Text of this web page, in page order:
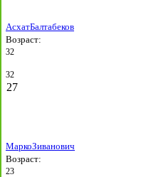
АсхатБалтабеков
Возраст:
32
32
27
МаркоЗиванович
Возраст:
23